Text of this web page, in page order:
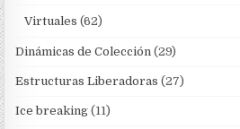
Virtuales (62)
Dinámicas de Colección (29)
Estructuras Liberadoras (27)
Ice breaking (11)